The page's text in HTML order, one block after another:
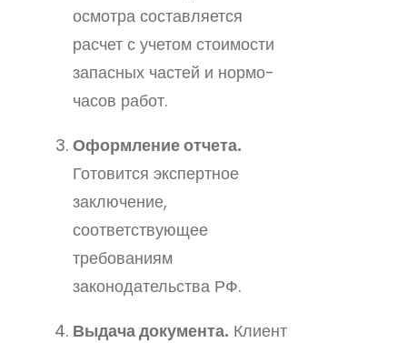
осмотра составляется
расчет с учетом стоимости
запасных частей и нормо-
часов работ.
Оформление отчета.
Готовится экспертное
заключение,
соответствующее
требованиям
законодательства РФ.
Выдача документа. Клиент